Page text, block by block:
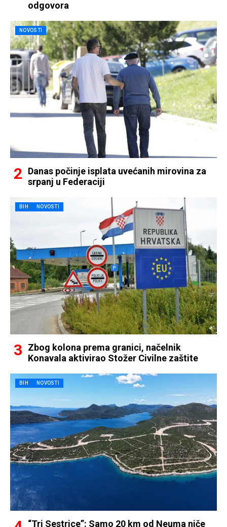
odgovora
NOVOSTI
Danas počinje isplata uvećanih mirovina za
srpanj u Federaciji
BIH NOVOSTI
Zbog kolona prema granici, načelnik
Konavala aktivirao Stožer Civilne zaštite
BIH NOVOSTI
“Tri Sestrice”: Samo 20 km od Neuma niče